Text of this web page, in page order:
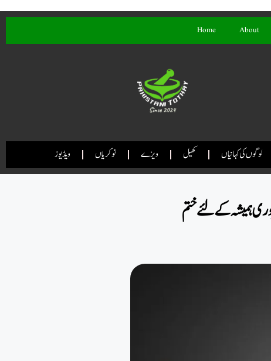
Home About
ویڈیوز نوکریاں ویزے کھیل لوگوں کی کہانیاں
ہمیشہ کے لئے ختم